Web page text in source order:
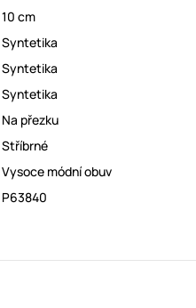
10 cm
Syntetika
Syntetika
Syntetika
Na přezku
Stříbrné
Vysoce módní obuv
P63840